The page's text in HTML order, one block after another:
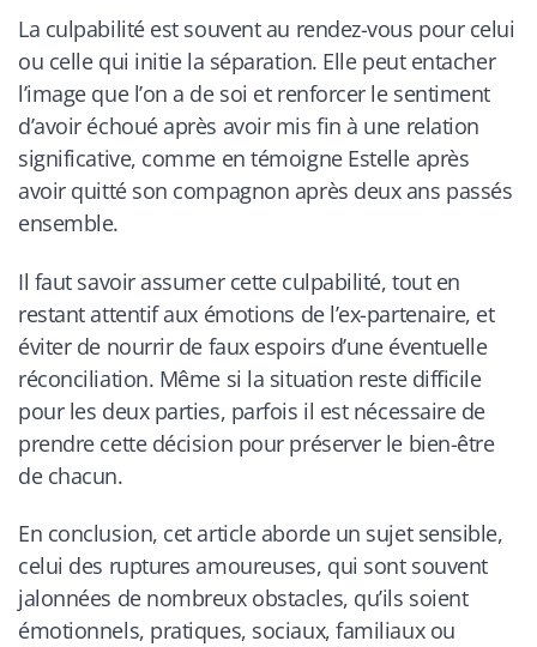
La culpabilité est souvent au rendez-vous pour celui
ou celle qui initie la séparation. Elle peut entacher
l’image que l’on a de soi et renforcer le sentiment
d’avoir échoué après avoir mis fin à une relation
significative, comme en témoigne Estelle après
avoir quitté son compagnon après deux ans passés
ensemble.
Il faut savoir assumer cette culpabilité, tout en
restant attentif aux émotions de l’ex-partenaire, et
éviter de nourrir de faux espoirs d’une éventuelle
réconciliation. Même si la situation reste difficile
pour les deux parties, parfois il est nécessaire de
prendre cette décision pour préserver le bien-être
de chacun.
En conclusion, cet article aborde un sujet sensible,
celui des ruptures amoureuses, qui sont souvent
jalonnées de nombreux obstacles, qu’ils soient
émotionnels, pratiques, sociaux, familiaux ou